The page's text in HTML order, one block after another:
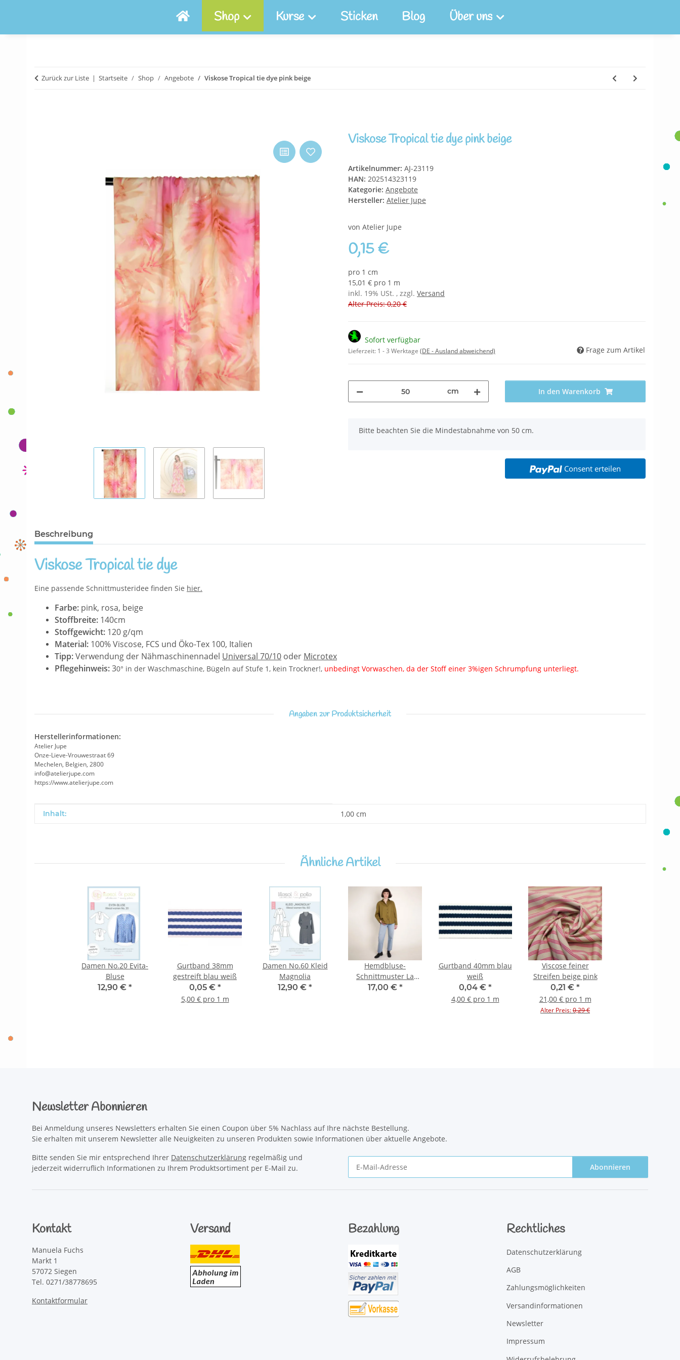
Shop Kurse Sticken Blog Über uns
Zurück zur Liste Startseite Shop Angebote Viskose Tropical tie dye pink beige
Viskose Tropical tie dye pink beige
Artikelnummer: AJ-23119
HAN: 202514323119
Kategorie: Angebote
Hersteller: Atelier Jupe
von Atelier Jupe
0,15 €
pro 1 cm
15,01 € pro 1 m
inkl. 19% USt. , zzgl. Versand
Alter Preis: 0,20 €
Sofort verfügbar
Lieferzeit: 1 - 3 Werktage (DE - Ausland abweichend) Frage zum Artikel
cm In den Warenkorb
x
Bitte beachten Sie die Mindestabnahme von 50 cm.
Consent erteilen
Beschreibung
Viskose Tropical tie dye
Eine passende Schnittmusteridee finden Sie hier.
Farbe: pink, rosa, beige
Stoffbreite: 140cm
Stoffgewicht: 120 g/qm
Material: 100% Viscose, FCS und Öko-Tex 100, Italien
Tipp:Verwendung der Nähmaschinennadel Universal 70/10 oder Microtex
Pflegehinweis:30° in der Waschmaschine, Bügeln auf Stufe 1, kein Trockner!, unbedingt Vorwaschen, da der Stoff einer 3%igen Schrumpfung unterliegt.
Angaben zur Produktsicherheit
Herstellerinformationen:
Atelier Jupe
Onze-Lieve-Vrouwestraat 69
Mechelen, Belgien, 2800
info@atelierjupe.com
https://www.atelierjupe.com
Produkteigenschaft
Wert
Inhalt: 1,00 cm
Ähnliche Artikel
Damen No.20 Evita-
Bluse
12,90 € *
Gurtband 38mm
gestreift blau weiß
0,05 € *
5,00 € pro 1 m
Damen No.60 Kleid
Magnolia
12,90 € *
Hemdbluse-
Schnittmuster La
Chemise Boyish
17,00 € *
Gurtband 40mm blau
weiß
0,04 € *
4,00 € pro 1 m
Viscose feiner
Streifen beige pink
0,21 € *
21,00 € pro 1 m
Alter Preis:0,29 €
Newsletter Abonnieren
Bei Anmeldung unseres Newsletters erhalten Sie einen Coupon über 5% Nachlass auf Ihre nächste Bestellung.
Sie erhalten mit unserem Newsletter alle Neuigkeiten zu unseren Produkten sowie Informationen über aktuelle Angebote.
Bitte senden Sie mir entsprechend Ihrer Datenschutzerklärung regelmäßig und
jederzeit widerruflich Informationen zu Ihrem Produktsortiment per E-Mail zu.
Abonnieren
Kontakt
Manuela Fuchs
Markt 1
57072 Siegen
Tel. 0271/38778695
Kontaktformular
Versand Bezahlung Rechtliches
Datenschutzerklärung
AGB
Zahlungsmöglichkeiten
Versandinformationen
Newsletter
Impressum